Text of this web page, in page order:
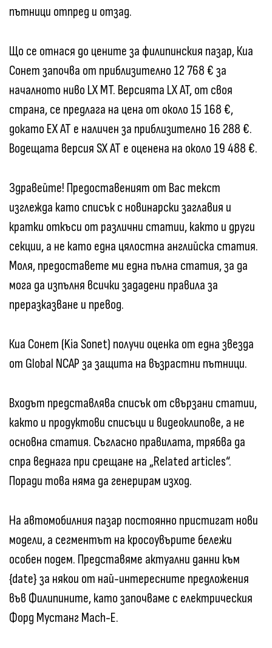
пътници отпред и отзад.
Що се отнася до цените за филипинския пазар, Киа
Сонет започва от приблизително 12 768 € за
началното ниво LX MT. Версията LX AT, от своя
страна, се предлага на цена от около 15 168 €,
докато EX AT е наличен за приблизително 16 288 €.
Водещата версия SX AT е оценена на около 19 488 €.
Здравейте! Предоставеният от Вас текст
изглежда като списък с новинарски заглавия и
кратки откъси от различни статии, както и други
секции, а не като една цялостна английска статия.
Моля, предоставете ми една пълна статия, за да
мога да изпълня всички зададени правила за
преразказване и превод.
Киа Сонет (Kia Sonet) получи оценка от една звезда
от Global NCAP за защита на възрастни пътници.
Входът представлява списък от свързани статии,
както и продуктови списъци и видеоклипове, а не
основна статия. Съгласно правилата, трябва да
спра веднага при срещане на „Related articles“.
Поради това няма да генерирам изход.
На автомобилния пазар постоянно пристигат нови
модели, а сегментът на кросоувърите бележи
особен подем. Представяме актуални данни към
{date} за някои от най-интересните предложения
във Филипините, като започваме с електрическия
Форд Мустанг Mach-E.